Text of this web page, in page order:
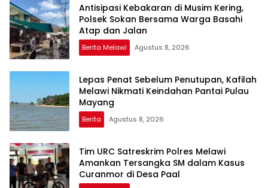
Antisipasi Kebakaran di Musim Kering,
Polsek Sokan Bersama Warga Basahi
Atap dan Jalan
Berita Melawi Agustus 8, 2026
Lepas Penat Sebelum Penutupan, Kafilah
Melawi Nikmati Keindahan Pantai Pulau
Mayang
Berita Agustus 8, 2026
Tim URC Satreskrim Polres Melawi
Amankan Tersangka SM dalam Kasus
Curanmor di Desa Paal